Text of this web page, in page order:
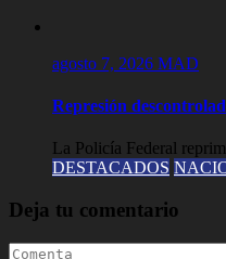
agosto 7, 2026 MAD
Represión
La Policía Federal
DESTACADOS
Deja tu comentario